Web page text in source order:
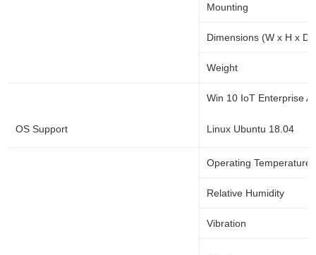
Mounting
Dimensions (W x H x D)
Weight
OS Support
Win 10 IoT Enterprise
Linux Ubuntu 18.04
Operating Temperature
Relative Humidity
Vibration